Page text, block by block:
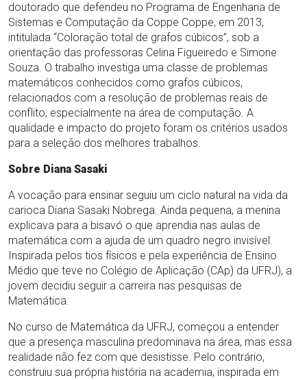
doutorado que defendeu no Programa de Engenharia de
Sistemas e Computação da Coppe Coppe, em 2013,
intitulada “Coloração total de grafos cúbicos”, sob a
orientação das professoras Celina Figueiredo e Simone
Souza. O trabalho investiga uma classe de problemas
matemáticos conhecidos como grafos cúbicos,
relacionados com a resolução de problemas reais de
conflito, especialmente na área de computação. A
qualidade e impacto do projeto foram os critérios usados
para a seleção dos melhores trabalhos.
Sobre Diana Sasaki
A vocação para ensinar seguiu um ciclo natural na vida da
carioca Diana Sasaki Nobrega. Ainda pequena, a menina
explicava para a bisavó o que aprendia nas aulas de
matemática com a ajuda de um quadro negro invisível.
Inspirada pelos tios físicos e pela experiência de Ensino
Médio que teve no Colégio de Aplicação (CAp) da UFRJ), a
jovem decidiu seguir a carreira nas pesquisas de
Matemática.
No curso de Matemática da UFRJ, começou a entender
que a presença masculina predominava na área, mas essa
realidade não fez com que desistisse. Pelo contrário,
construiu sua própria história na academia, inspirada em